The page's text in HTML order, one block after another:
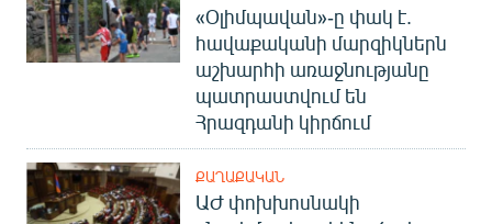
«Օլիմպավան»-ը փակ է.
հավաքականի մարզիկներն
աշխարհի առաջնությանը
պատրաստվում են
Հրազդանի կիրճում
ՔԱՂԱՔԱԿԱՆ
ԱԺ փոխխոսնակի